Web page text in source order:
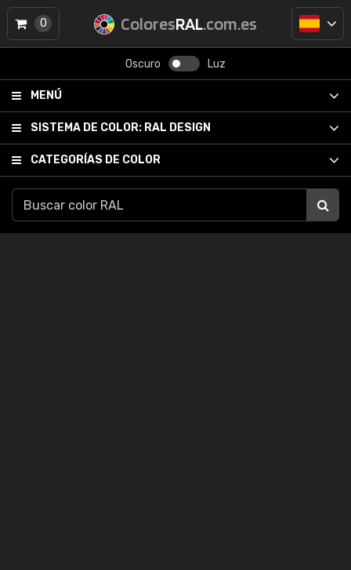
ColoresRAL.com.es
Oscuro Luz
MENÚ
SISTEMA DE COLOR: RAL DESIGN
CATEGORÍAS DE COLOR
0